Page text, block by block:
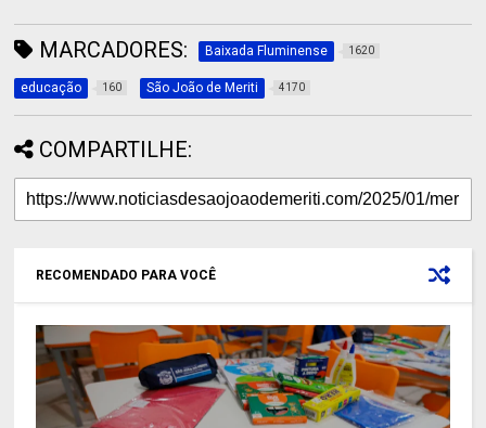
MARCADORES: Baixada Fluminense 1620
educação 160 São João de Meriti 4170
COMPARTILHE:
RECOMENDADO PARA VOCÊ